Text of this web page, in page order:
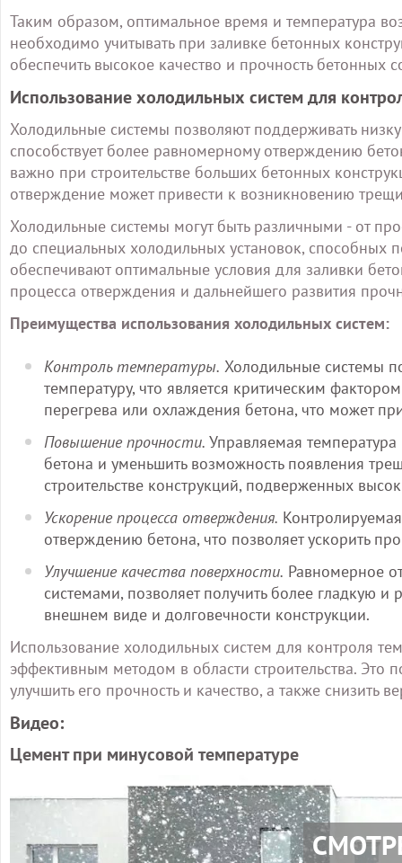
Таким образом, оптимальное время и температура
необходимо учитывать при заливке бетонных
обеспечить высокое качество и прочность бетонных
Использование холодильных систем для
Холодильные системы позволяют поддерживать
способствует более равномерному отверждению
важно при строительстве больших бетонных
отверждение может привести к возникновению
Холодильные системы могут быть различными - от
до специальных холодильных установок, способных
обеспечивают оптимальные условия для заливки
процесса отверждения и дальнейшего развития
Преимущества использования холодильных систем:
Контроль температуры. Холодильные системы
температуру, что является критическим
перегрева или охлаждения бетона, что может
Повышение прочности. Управляемая
бетона и уменьшить возможность появления
строительстве конструкций, подверженных
Ускорение процесса отверждения.
отверждению бетона, что позволяет ускорить
Улучшение качества поверхности. Равномерное
системами, позволяет получить более гладкую
внешнем виде и долговечности конструкции.
Использование холодильных систем для контроля
эффективным методом в области строительства. Это
улучшить его прочность и качество, а также
Видео:
Цемент при минусовой температуре